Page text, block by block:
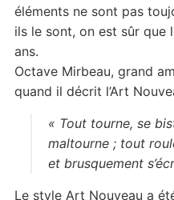
éléments ne sont pas
ils le sont, on est sûr que
ans.
Octave Mirbeau, grand
quand il décrit l’Art
« Tout tourne, se
maltourne ; tout
et brusquement
Le style Art Nouveau a